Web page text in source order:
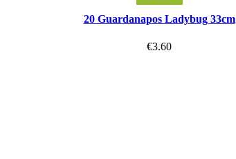
20 Guardanapos Ladybug 33cm
€3.60